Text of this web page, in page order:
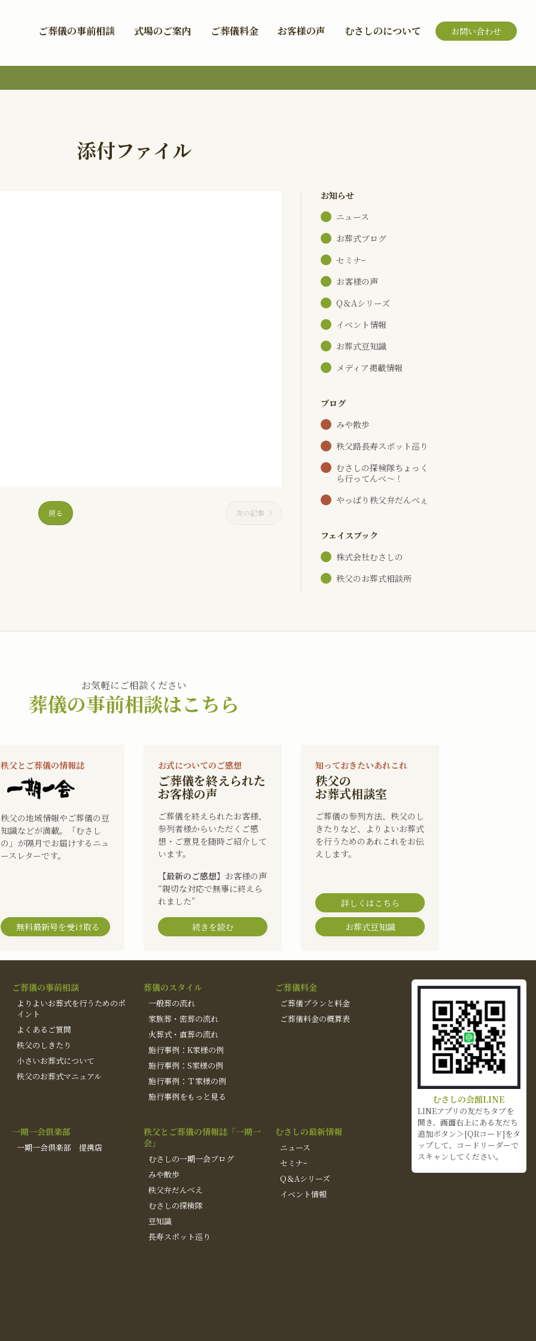
ご葬儀の事前相談 式場のご案内 ご葬儀料金 お客様の声 むさしのについて お問い合わせ
添付ファイル
戻る 次の記事
お知らせ
ニュース
お葬式ブログ
セミナｰ
お客様の声
Q＆Aシリーズ
イベント情報
お葬式豆知識
メディア掲載情報
ブログ
みや散歩
秩父路長寿スポット巡り
むさしの探検隊ちょっく
ら行ってんべ～！
やっぱり秩父弁だんべぇ
フェイスブック
株式会社むさしの
秩父のお葬式相談所
お気軽にご相談ください
葬儀の事前相談はこちら
秩父とご葬儀の情報誌
秩父の地域情報やご葬儀の豆
知識などが満載。「むさし
の」が隔月でお届けするニュ
ースレターです。
無料最新号を受け取る
お式についてのご感想
ご葬儀を終えられた
お客様の声
ご葬儀を終えられたお客様、
参列者様からいただくご感
想・ご意見を随時ご紹介して
います。
【最新のご感想】 お客様の声
“親切な対応で無事に終えら
れました”
続きを読む
知っておきたいあれこれ
秩父の
お葬式相談室
ご葬儀の参列方法、秩父のし
きたりなど、よりよいお葬式
を行うためのあれこれをお伝
えします。
詳しくはこちら
お葬式豆知識
ご葬儀の事前相談
よりよいお葬式を行うためのポ
イント
よくあるご質問
秩父のしきたり
小さいお葬式について
秩父のお葬式マニュアル
葬儀のスタイル
一般葬の流れ
家族葬・密葬の流れ
火葬式・直葬の流れ
施行事例：K家様の例
施行事例：S家様の例
施行事例：Ｔ家様の例
施行事例をもっと見る
ご葬儀料金
ご葬儀プランと料金
ご葬儀料金の概算表
一期一会倶楽部
一期一会倶楽部 提携店
秩父とご葬儀の情報誌「一期一
会」
むさしの一期一会ブログ
みや散歩
秩父弁だんべえ
むさしの探検隊
豆知識
長寿スポット巡り
むさしの最新情報
ニュース
セミナｰ
Q＆Aシリーズ
イベント情報
むさしの会館LINE
LINEアプリの友だちタブを
開き、画面右上にある友だち
追加ボタン＞[QRコード]をタ
ップして、コードリーダーで
スキャンしてください。